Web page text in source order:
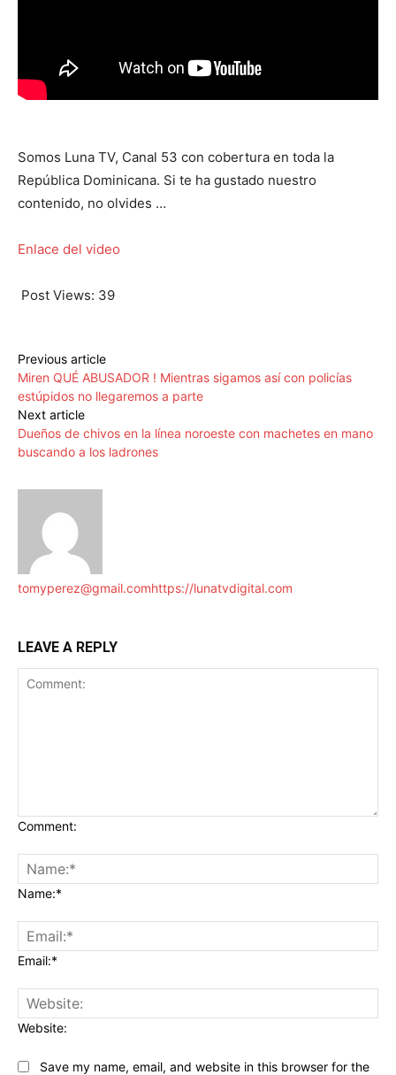
Somos Luna TV, Canal 53 con cobertura en toda la
República Dominicana. Si te ha gustado nuestro
contenido, no olvides …
Enlace del video
Post Views: 39
Previous article
Miren QUÉ ABUSADOR ! Mientras sigamos así con policías
estúpidos no llegaremos a parte
Next article
Dueños de chivos en la línea noroeste con machetes en mano
buscando a los ladrones
tomyperez@gmail.comhttps://lunatvdigital.com
LEAVE A REPLY
Comment:
Name:*
Email:*
Website:
Save my name, email, and website in this browser for the